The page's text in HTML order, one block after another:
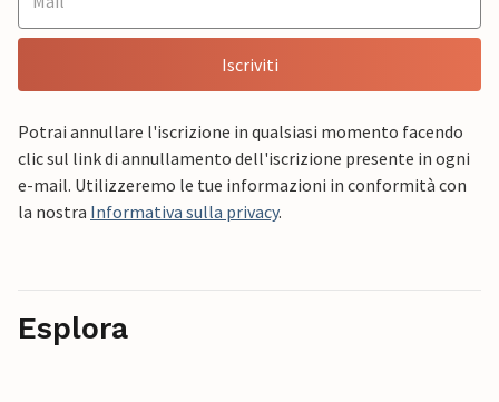
Iscriviti
Potrai annullare l'iscrizione in qualsiasi momento facendo
clic sul link di annullamento dell'iscrizione presente in ogni
e-mail. Utilizzeremo le tue informazioni in conformità con
la nostra Informativa sulla privacy.
Esplora